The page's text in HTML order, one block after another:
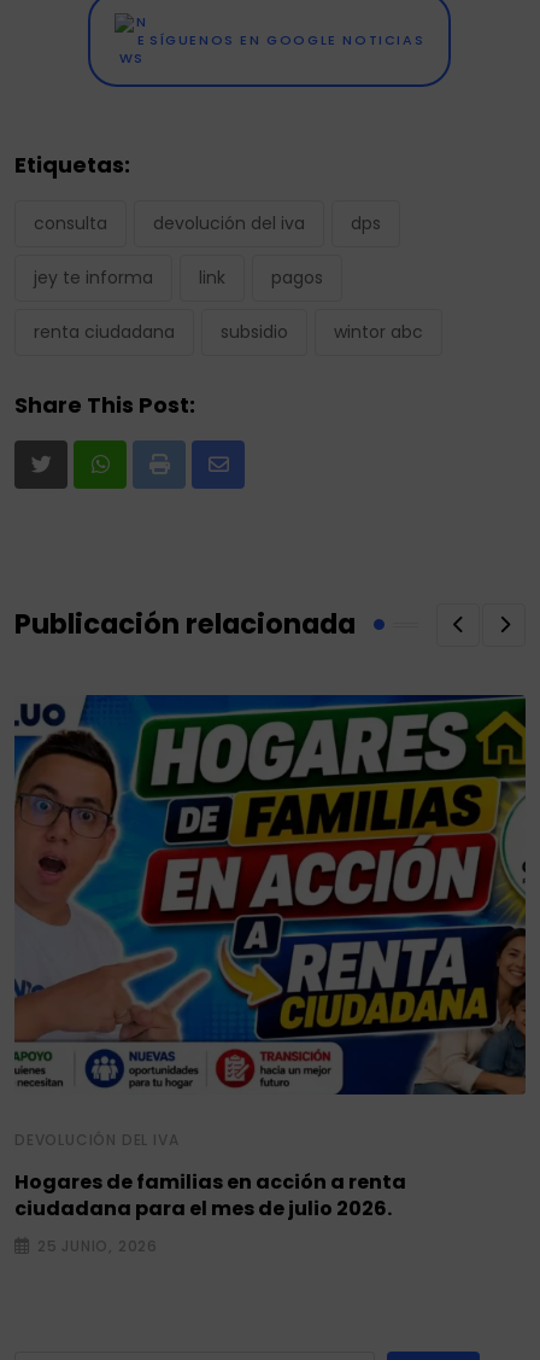
SÍGUENOS EN GOOGLE NOTICIAS
Etiquetas:
consulta devolución del iva dps
jey te informa link pagos
renta ciudadana subsidio wintor abc
Share This Post:
Print
Share
Publicación relacionada
DEVOLUCIÓN DEL IVA
Hogares de familias en acción a renta
ciudadana para el mes de julio 2026.
25 JUNIO, 2026